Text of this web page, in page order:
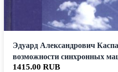
Эдуард Александрович
возможности синхронных
1415.00 RUB